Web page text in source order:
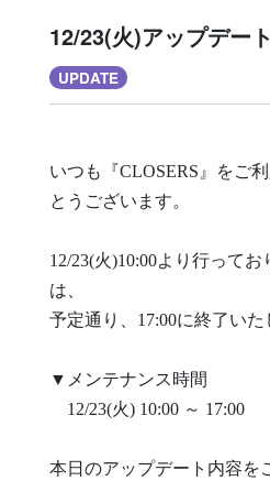
12/23(火)アップデー
UPDATE
いつも『CLOSERS』をご
とうございます。
12/23(火)10:00より行って
は、
予定通り、17:00に終了いた
▼メンテナンス時間
12/23(火) 10:00 ～ 17:00
本日のアップデート内容を